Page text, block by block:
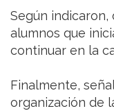
Según indicaron,
alumnos que
continuar en la
Finalmente,
organización de